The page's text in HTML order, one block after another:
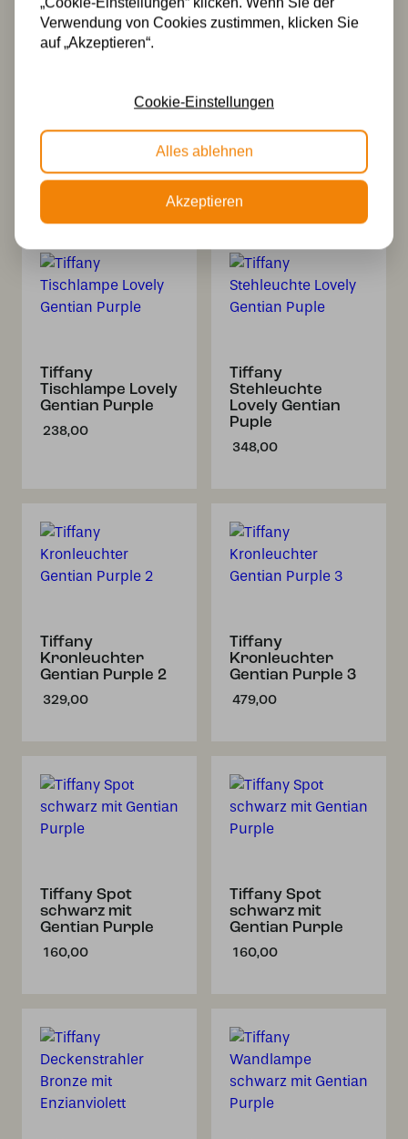
Lovely Gentian
228,00
Tiffany
Gentian Purple
162,00
Tiffany
Tischlampe Lovely
Gentian Purple
238,00
Tiffany
Stehleuchte
Lovely Gentian
Puple
348,00
Tiffany
Kronleuchter
Gentian Purple 2
329,00
Tiffany
Kronleuchter
Gentian Purple 3
479,00
Tiffany Spot
schwarz mit
Gentian Purple
160,00
Tiffany Spot
schwarz mit
Gentian Purple
160,00
Verwendung von Cookies zustimmen, klicken Sie
auf „Akzeptieren“.
Cookie-Einstellungen
Alles ablehnen
Akzeptieren